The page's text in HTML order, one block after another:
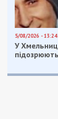
5/08/2026 - 13:24
У